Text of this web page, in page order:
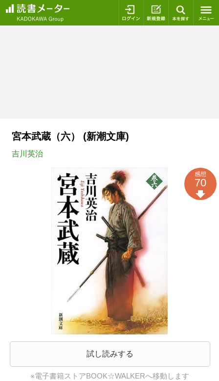
ログイン 新規登録
宮本武蔵（六） (新潮文庫)
吉川英治
試し読みする
※電子書籍ストアBOOK☆WALKERへ移動します
感想
70